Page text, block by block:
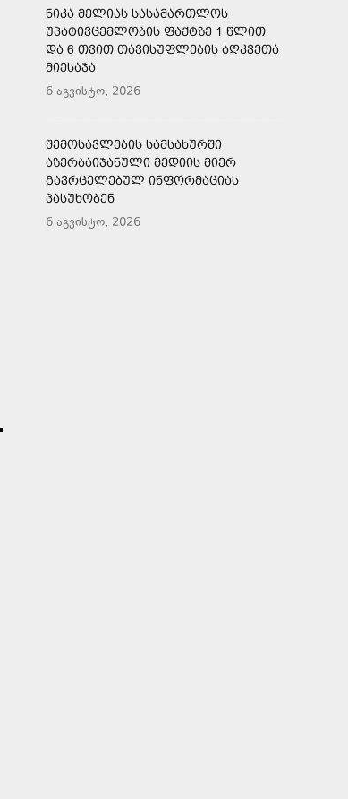
ᲜᲘᲙᲐ ᲛᲔᲚᲘᲐᲡ ᲡᲐᲡᲐᲛᲐᲠᲗᲚᲝᲡ
ᲣᲞᲐᲢᲘᲕᲪᲔᲛᲚᲝᲑᲘᲡ ᲤᲐᲥᲢᲖᲔ 1 ᲬᲚᲘᲗ
ᲓᲐ 6 ᲗᲕᲘᲗ ᲗᲐᲕᲘᲡᲣᲤᲚᲔᲑᲘᲡ ᲐᲦᲙᲕᲔᲗᲐ
ᲛᲘᲔᲡᲐᲯᲐ
6 აგვისტო, 2026
ᲨᲔᲛᲝᲡᲐᲕᲚᲔᲑᲘᲡ ᲡᲐᲛᲡᲐᲮᲣᲠᲨᲘ
ᲐᲖᲔᲠᲑᲐᲘᲯᲐᲜᲣᲚᲘ ᲛᲔᲓᲘᲘᲡ ᲛᲘᲔᲠ
ᲒᲐᲕᲠᲪᲔᲚᲔᲑᲣᲚ ᲘᲜᲤᲝᲠᲛᲐᲪᲘᲐᲡ
ᲞᲐᲡᲣᲮᲝᲑᲔᲜ
6 აგვისტო, 2026